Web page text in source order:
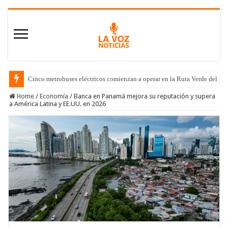
Cinco metrobuses eléctricos comienzan a operar en la Ruta Verde del
Home / Economía / Banca en Panamá mejora su reputación y supera
a América Latina y EE.UU. en 2026